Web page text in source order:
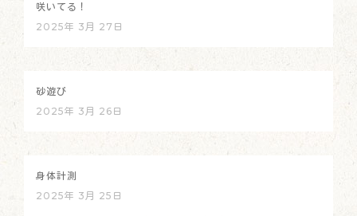
咲いてる！
2025年 3月 27日
砂遊び
2025年 3月 26日
身体計測
2025年 3月 25日